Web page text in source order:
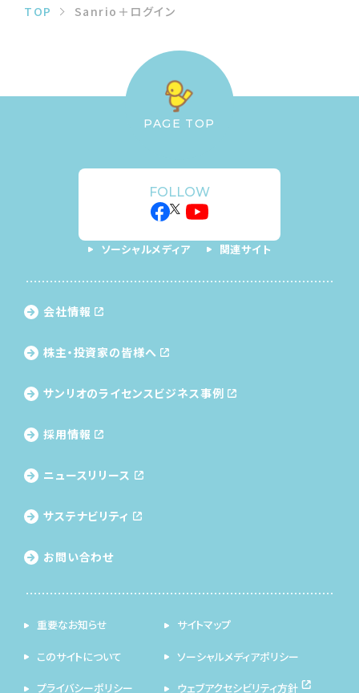
TOP Sanrio＋ログイン
PAGE TOP
FOLLOW
ソーシャルメディア 関連サイト
会社情報
株主・投資家の皆様へ
サンリオのライセンス ビジネス事例
採用情報
ニュースリリース
サステナビリティ
お問い合わせ
重要なお知らせ サイトマップ
このサイトについて ソーシャルメディアポリシー
プライバシーポリシー ウェブアクセシビリティ方針